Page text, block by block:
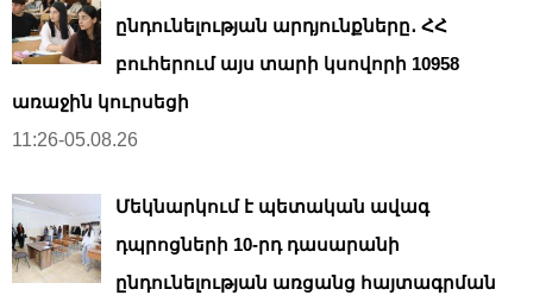
ընդունելության արդյունքները․ ՀՀ
բուհերում այս տարի կսովորի 10958
առաջին կուրսեցի
11:26-05.08.26
Մեկնարկում է պետական ավագ
դպրոցների 10-րդ դասարանի
ընդունելության առցանց հայտագրման